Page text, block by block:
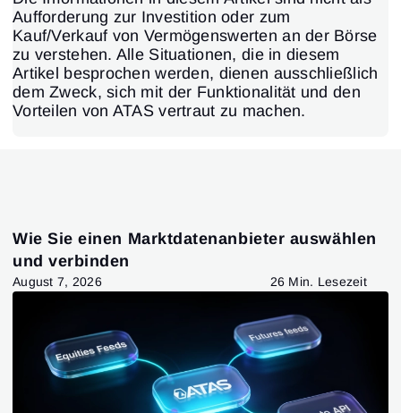
Aufforderung zur Investition oder zum
Kauf/Verkauf von Vermögenswerten an der Börse
zu verstehen. Alle Situationen, die in diesem
Artikel besprochen werden, dienen ausschließlich
dem Zweck, sich mit der Funktionalität und den
Vorteilen von ATAS vertraut zu machen.
Wie Sie einen Marktdatenanbieter auswählen
und verbinden
August 7, 2026 26 Min. Lesezeit